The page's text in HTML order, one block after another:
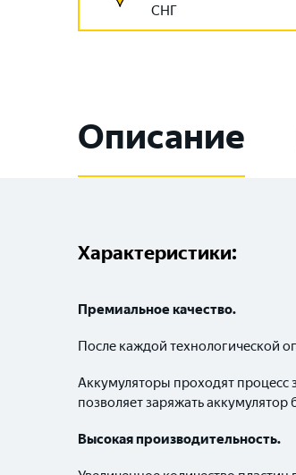
СНГ
Описание
Характеристики:
Премиальное качество.
После каждой технологической
Аккумуляторы проходят процесс
позволяет заряжать
Высокая производительность.